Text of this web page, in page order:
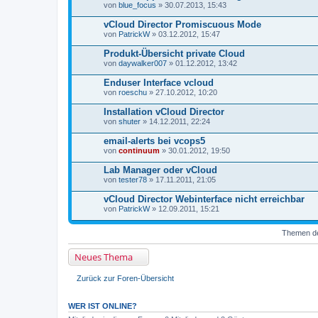
von blue_focus » 30.07.2013, 15:43
vCloud Director Promiscuous Mode
von PatrickW» 03.12.2012, 15:47
Produkt-Übersicht private Cloud
von daywalker007 » 01.12.2012, 13:42
Enduser Interface vcloud
von roeschu » 27.10.2012, 10:20
Installation vCloud Director
von shuter » 14.12.2011, 22:24
email-alerts bei vcops5
von continuum » 30.01.2012, 19:50
Lab Manager oder vCloud
von tester78 » 17.11.2011, 21:05
vCloud Director Webinterface nicht erreichbar
von PatrickW» 12.09.2011, 15:21
Themen
Neues Thema
Zurück zur Foren-Übersicht
WER IST ONLINE?